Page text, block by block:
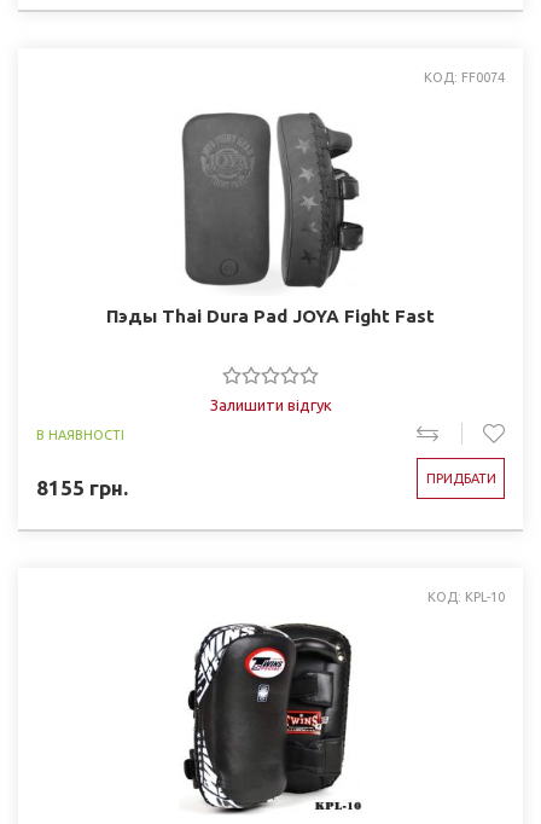
КОД: FF0074
Пэды Thai Dura Pad JOYA Fight Fast
Залишити відгук
В НАЯВНОСТІ
8155 грн. ПРИДБАТИ
КОД: KPL-10